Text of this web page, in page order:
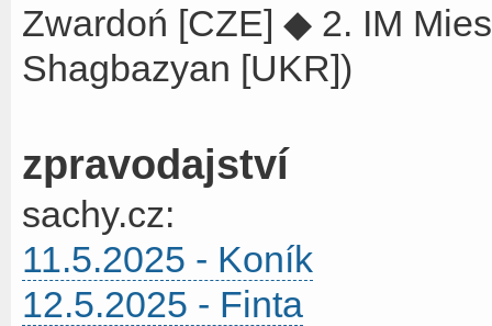
Zwardoń [CZE] ◆ 2. IM
Shagbazyan [UKR])
zpravodajství
sachy.cz:
11.5.2025 - Koník
12.5.2025 - Finta